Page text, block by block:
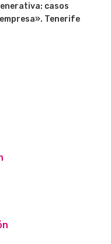
casos
Tenerife